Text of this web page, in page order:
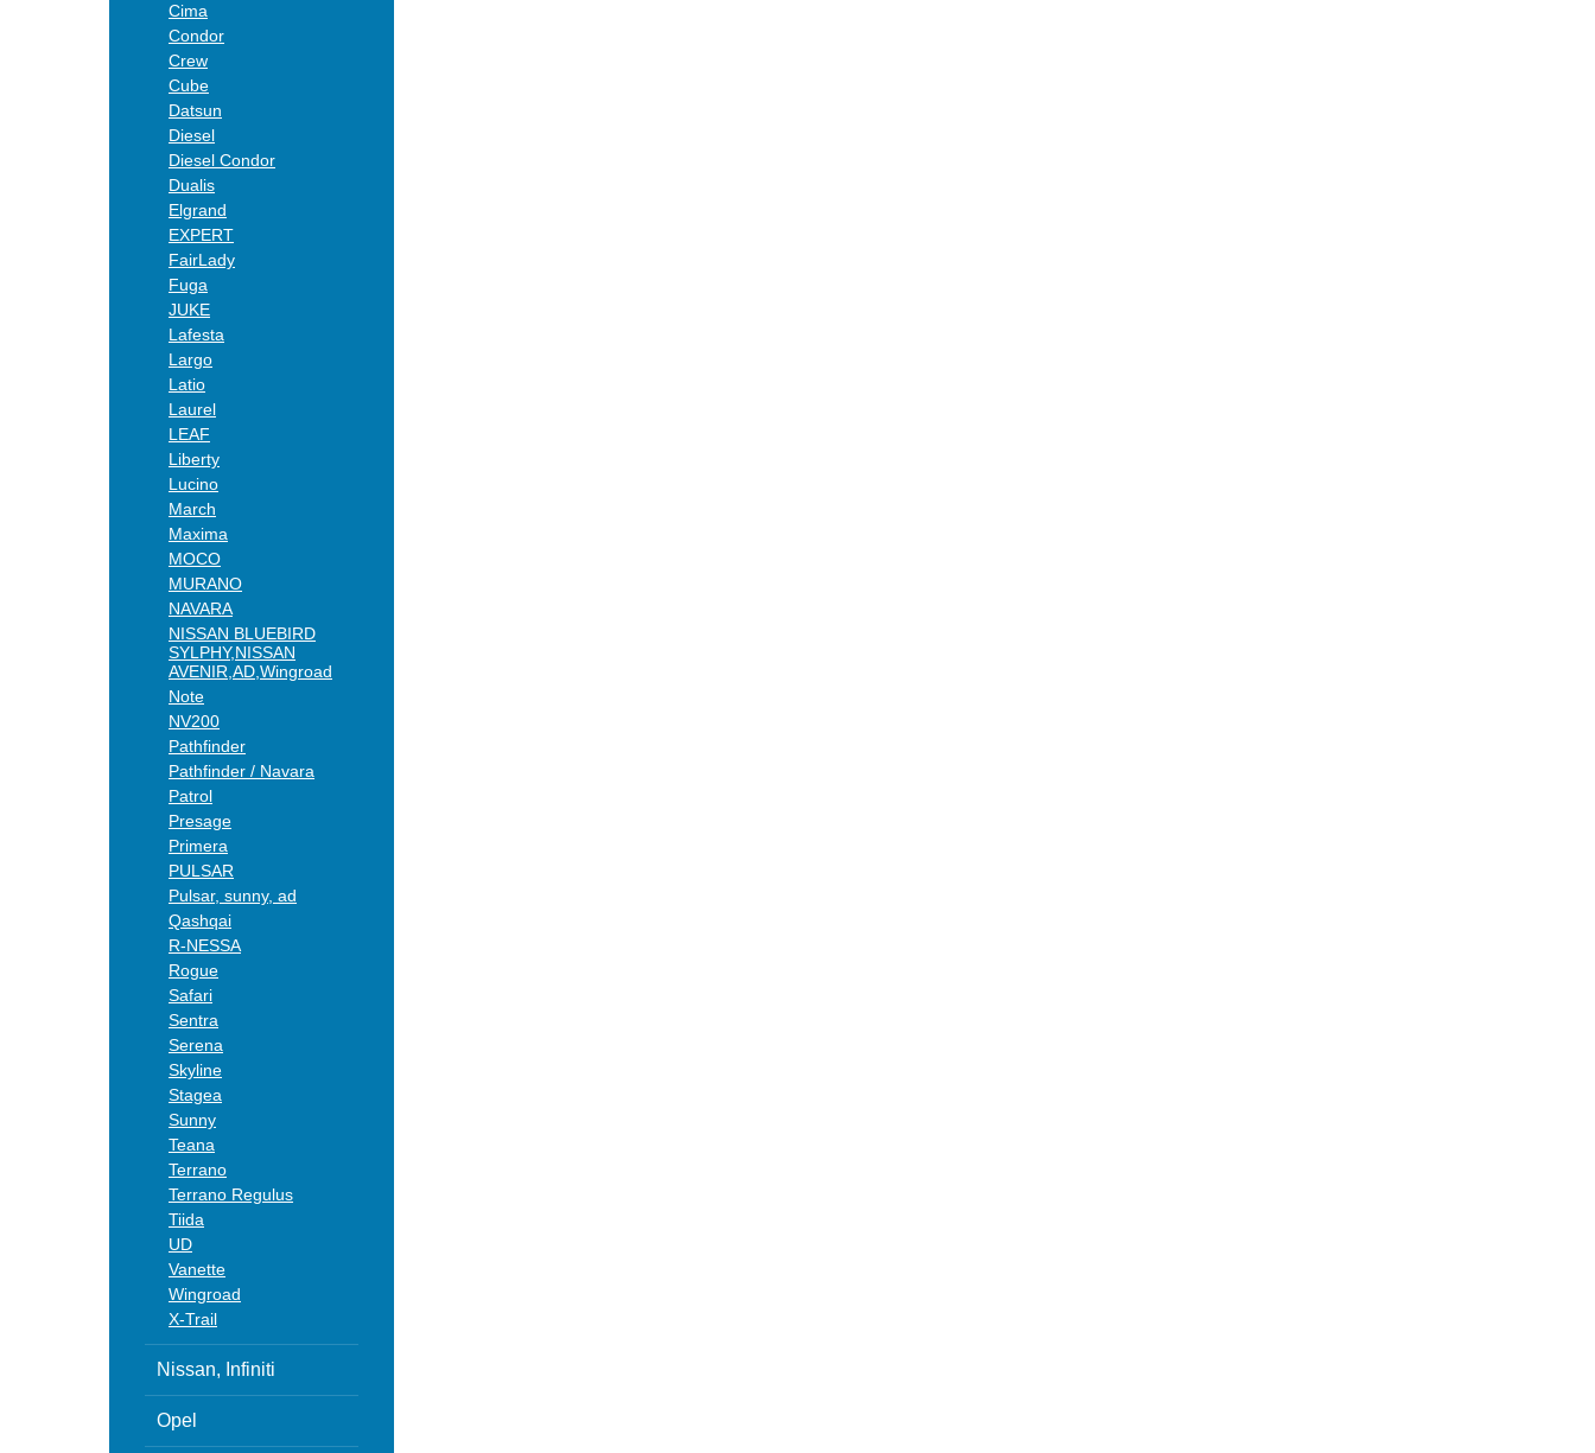
Cima
Condor
Crew
Cube
Datsun
Diesel
Diesel Condor
Dualis
Elgrand
EXPERT
FairLady
Fuga
JUKE
Lafesta
Largo
Latio
Laurel
LEAF
Liberty
Lucino
March
Maxima
MOCO
MURANO
NAVARA
NISSAN BLUEBIRD
SYLPHY,NISSAN
AVENIR,AD,Wingroad
Note
NV200
Pathfinder
Pathfinder / Navara
Patrol
Presage
Primera
PULSAR
Pulsar, sunny, ad
Qashqai
R-NESSA
Rogue
Safari
Sentra
Serena
Skyline
Stagea
Sunny
Teana
Terrano
Terrano Regulus
Tiida
UD
Vanette
Wingroad
X-Trail
Nissan, Infiniti
Opel